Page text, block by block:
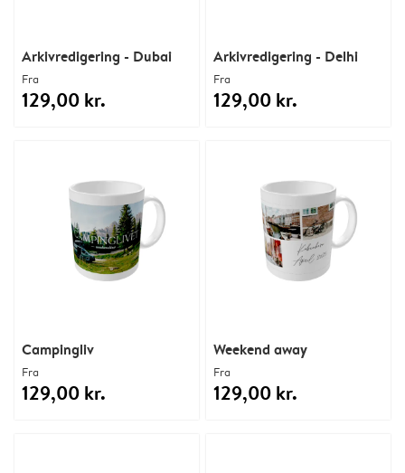
Arkivredigering - Dubai
Fra
129,00 kr.
Arkivredigering - Delhi
Fra
129,00 kr.
Weekend away
Fra
129,00 kr.
Campingliv
Fra
129,00 kr.